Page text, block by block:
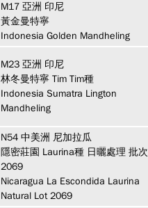
M17 亞洲 印尼
黃金曼特寧
Indonesia Golden Mandheling
M23 亞洲 印尼
林冬曼特寧 Tim Tim種
Indonesia Sumatra Lington
Mandheling
N54 中美洲 尼加拉瓜
隱密莊園 Laurina種 日曬處理 批次
2069
Nicaragua La Escondida Laurina
Natural Lot 2069